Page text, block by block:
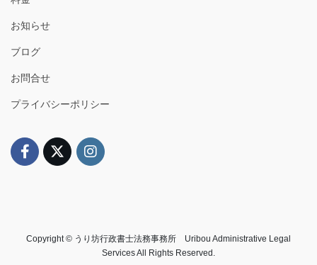
お知らせ
ブログ
お問合せ
プライバシーポリシー
Copyright © うり坊行政書士法務事務所 Uribou Administrative Legal
Services All Rights Reserved.